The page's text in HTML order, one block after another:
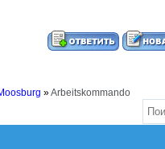
»Arbeitskommando